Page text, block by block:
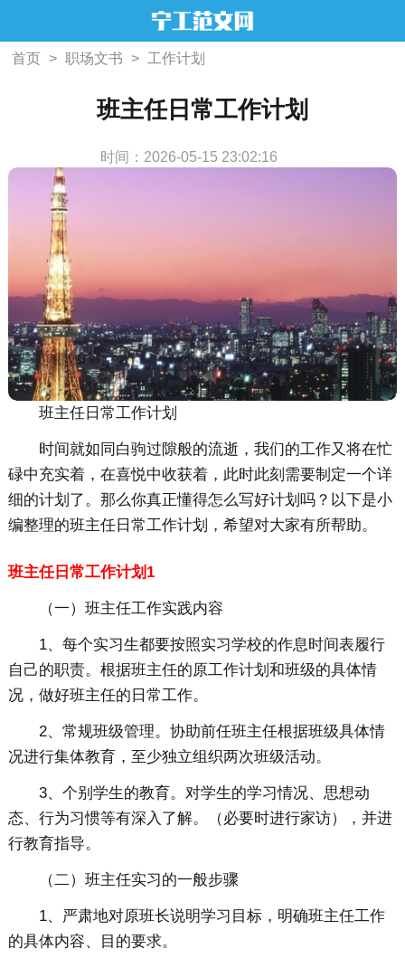
首页 > 职场文书 > 工作计划
班主任日常工作计划
时间：2026-05-15 23:02:16
班主任日常工作计划
时间就如同白驹过隙般的流逝，我们的工作又将在忙
碌中充实着，在喜悦中收获着，此时此刻需要制定一个详
细的计划了。那么你真正懂得怎么写好计划吗？以下是小
编整理的班主任日常工作计划，希望对大家有所帮助。
班主任日常工作计划1
（一）班主任工作实践内容
1、每个实习生都要按照实习学校的作息时间表履行
自己的职责。根据班主任的原工作计划和班级的具体情
况，做好班主任的日常工作。
2、常规班级管理。协助前任班主任根据班级具体情
况进行集体教育，至少独立组织两次班级活动。
3、个别学生的教育。对学生的学习情况、思想动
态、行为习惯等有深入了解。（必要时进行家访），并进
行教育指导。
（二）班主任实习的一般步骤
1、严肃地对原班长说明学习目标，明确班主任工作
的具体内容、目的要求。